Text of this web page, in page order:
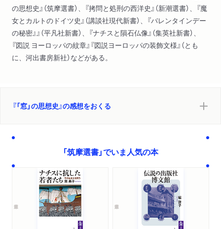
の思想史』（筑摩選書）、『拷問と処刑の西洋史』（新潮選書）、『魔
女とカルトのドイツ史』（講談社現代新書）、『バレンタインデー
の秘密』』（平凡社新書）、『ナチスと隕石仏像』（集英社新書）、
『図説 ヨーロッパの紋章』『図説ヨーロッパの装飾文様』（とも
に、河出書房新社）などがある。
『「窓」の思想史』の感想をおくる
「筑摩選書」でいま人気の本